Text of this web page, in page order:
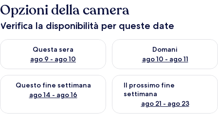
Opzioni della camera
Verifica la disponibilità per queste date
Questa sera
ago 9 - ago 10
Verifica la disponibilità per questa sera, ago 9 - ago 10
Domani
ago 10 - ago 11
Verifica la disponibilità per
Questo fine settimana
ago 14 - ago 16
Verifica la disponibilità per questo fine settimana, ago 14 -
Il prossimo fine
settimana
ago 21 - ago 23
Verifica la disponibilità per il